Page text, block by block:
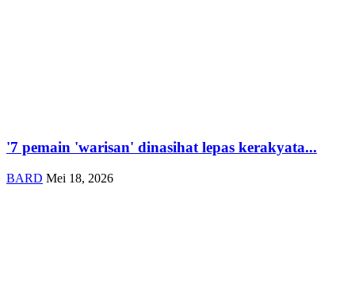
'7 pemain 'warisan' dinasihat lepas kerakyata...
BARD Mei 18, 2026